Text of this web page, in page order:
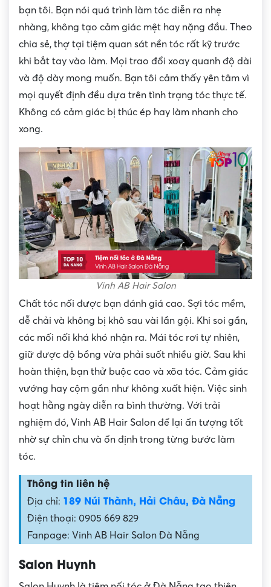
bạn tôi. Bạn nói quá trình làm tóc diễn ra nhẹ
nhàng, không tạo cảm giác mệt hay nặng đầu. Theo
chia sẻ, thợ tại tiệm quan sát nền tóc rất kỹ trước
khi bắt tay vào làm. Mọi trao đổi xoay quanh độ dài
và độ dày mong muốn. Bạn tôi cảm thấy yên tâm vì
mọi quyết định đều dựa trên tình trạng tóc thực tế.
Không có cảm giác bị thúc ép hay làm nhanh cho
xong.
Vinh AB Hair Salon
Chất tóc nối được bạn đánh giá cao. Sợi tóc mềm,
dễ chải và không bị khô sau vài lần gội. Khi soi gần,
các mối nối khá khó nhận ra. Mái tóc rơi tự nhiên,
giữ được độ bồng vừa phải suốt nhiều giờ. Sau khi
hoàn thiện, bạn thử buộc cao và xõa tóc. Cảm giác
vướng hay cộm gần như không xuất hiện. Việc sinh
hoạt hằng ngày diễn ra bình thường. Với trải
nghiệm đó, Vinh AB Hair Salon để lại ấn tượng tốt
nhờ sự chỉn chu và ổn định trong từng bước làm
tóc.
Thông tin liên hệ
Địa chỉ: 189 Núi Thành, Hải Châu, Đà Nẵng
Điện thoại: 0905 669 829
Fanpage: Vinh AB Hair Salon Đà Nẵng
Salon Huynh